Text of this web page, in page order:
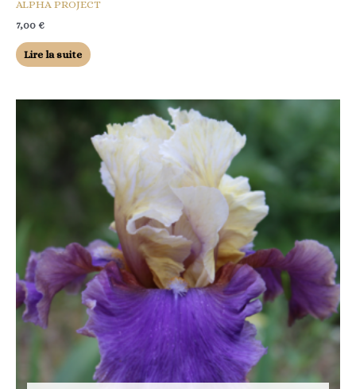
ALPHA PROJECT
7,00 €
Lire la suite